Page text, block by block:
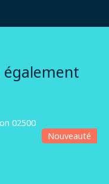
également
Nouveauté